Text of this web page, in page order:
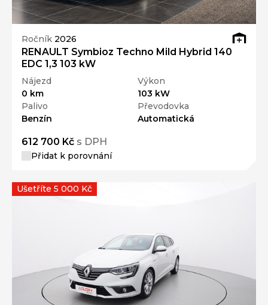
Ročník 2026
RENAULT Symbioz Techno Mild Hybrid 140
EDC 1,3 103 kW
Nájezd
0 km
Výkon
103 kW
Palivo
Benzín
Převodovka
Automatická
612 700 Kč s DPH
Přidat k porovnání
Ušetříte 5 000 Kč